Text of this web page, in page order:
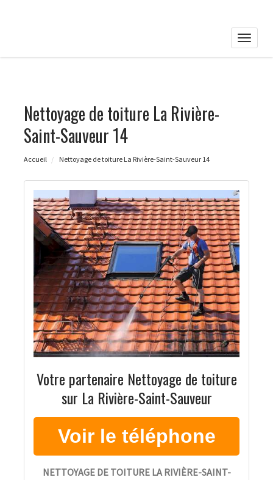
Toggle
Nettoyage de toiture La Rivière-
Saint-Sauveur 14
Accueil Nettoyage de toiture La Rivière-Saint-Sauveur 14
Votre partenaire Nettoyage de toiture
sur La Rivière-Saint-Sauveur
NETTOYAGE DE TOITURE LA RIVIÈRE-SAINT-